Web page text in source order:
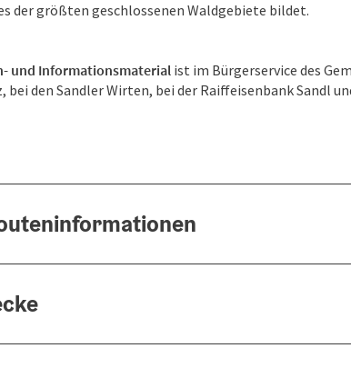
der größten geschlossenen Waldgebiete bildet.
und Informationsmaterialist im Bürgerservice des
den Sandler Wirten, bei der Raiffeisenbank Sandl